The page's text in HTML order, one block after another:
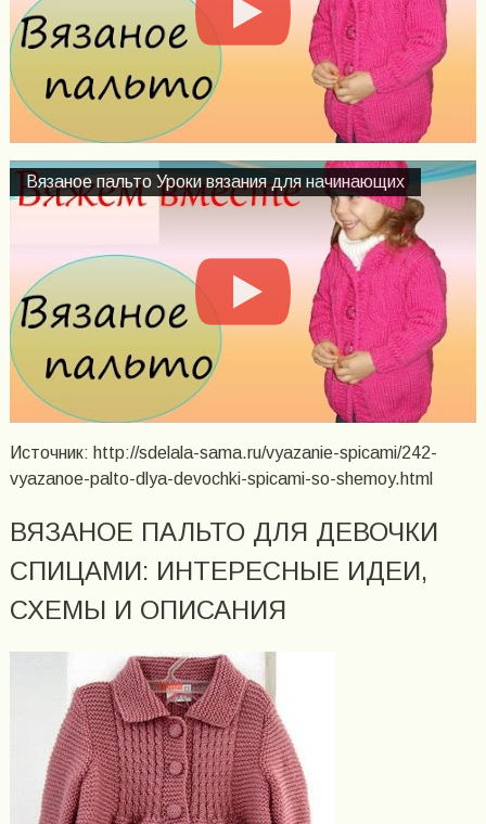
Вязаное пальто Уроки вязания для начинающих
Источник: http://sdelala-sama.ru/vyazanie-spicami/242-
vyazanoe-palto-dlya-devochki-spicami-so-shemoy.html
ВЯЗАНОЕ ПАЛЬТО ДЛЯ ДЕВОЧКИ
СПИЦАМИ: ИНТЕРЕСНЫЕ ИДЕИ,
СХЕМЫ И ОПИСАНИЯ